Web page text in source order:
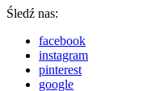
Śledź nas:
facebook
instagram
pinterest
google